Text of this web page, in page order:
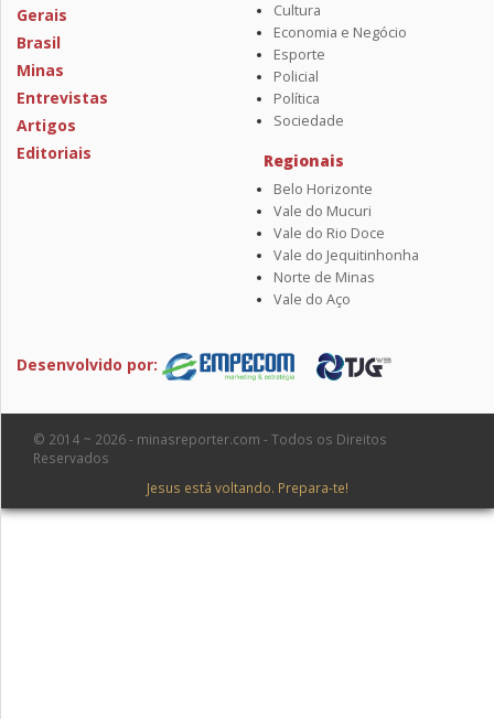
Gerais
Brasil
Minas
Entrevistas
Artigos
Editoriais
Cultura
Economia e Negócio
Esporte
Policial
Política
Sociedade
Regionais
Belo Horizonte
Vale do Mucuri
Vale do Rio Doce
Vale do Jequitinhonha
Norte de Minas
Vale do Aço
Desenvolvido por:
© 2014 ~ 2026 - minasreporter.com - Todos os Direitos
Reservados
Jesus está voltando. Prepara-te!